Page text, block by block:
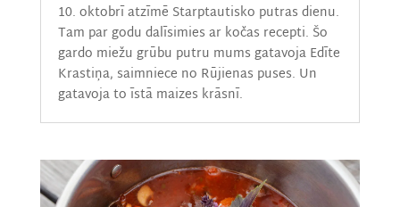
10. oktobrī atzīmē Starptautisko putras dienu.
Tam par godu dalīsimies ar kočas recepti. Šo
gardo miežu grūbu putru mums gatavoja Edīte
Krastiņa, saimniece no Rūjienas puses. Un
gatavoja to īstā maizes krāsnī.